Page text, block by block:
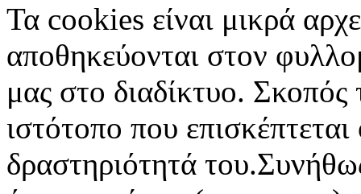
Τα cookies είναι μικρά
αποθηκεύονται στον
μας στο διαδίκτυο. Σκοπός
ιστότοπο που
δραστηριότητά